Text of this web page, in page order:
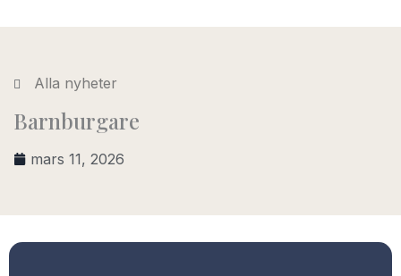
Alla nyheter
Barnburgare
mars 11, 2026